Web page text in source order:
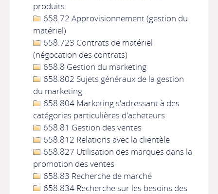
produits
658.72 Approvisionnement (gestion du
matériel)
658.723 Contrats de matériel
(négocation des contrats)
658.8 Gestion du marketing
658.802 Sujets généraux de la gestion
du marketing
658.804 Marketing s'adressant à des
catégories particulières d'acheteurs
658.81 Gestion des ventes
658.812 Relations avec la clientèle
658.827 Utilisation des marques dans la
promotion des ventes
658.83 Recherche de marché
658.834 Recherche sur les besoins des